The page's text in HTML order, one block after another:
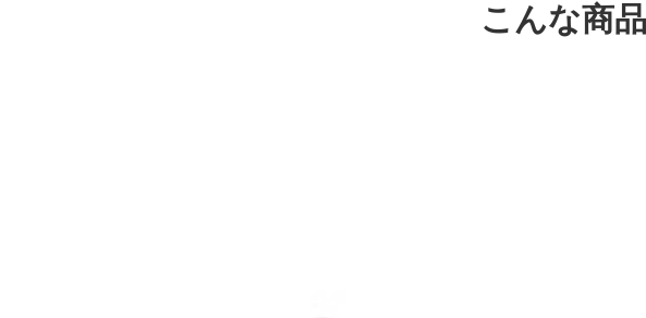
こんな商